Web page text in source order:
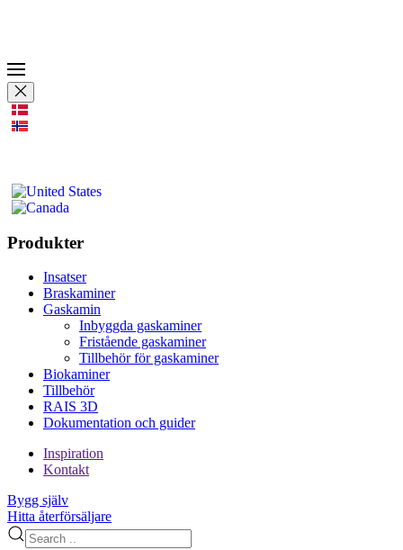
Produkter
Insatser
Braskaminer
Gaskamin
Inbyggda gaskaminer
Fristående gaskaminer
Tillbehör för gaskaminer
Biokaminer
Tillbehör
RAIS 3D
Dokumentation och guider
Inspiration
Kontakt
Bygg själv
Hitta återförsäljare